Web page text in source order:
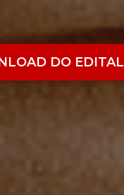
DO EDITAL